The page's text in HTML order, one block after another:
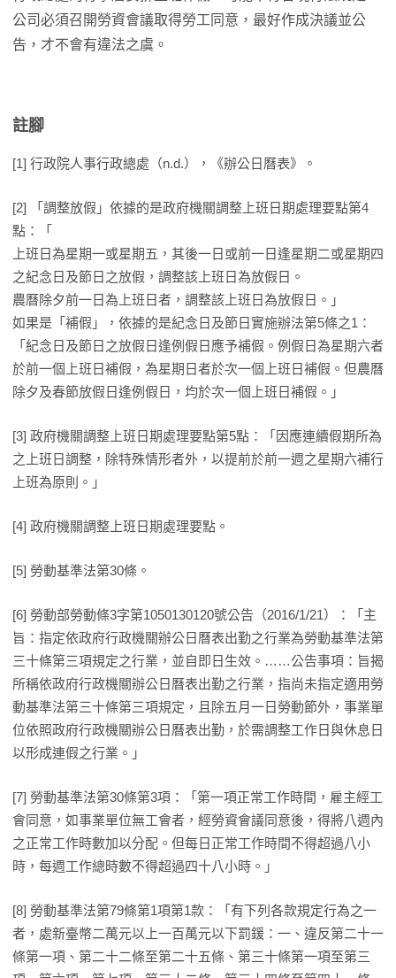
公司必須召開勞資會議取得勞工同意，最好作成決議並公
告，才不會有違法之虞。
註腳
[1] 行政院人事行政總處（n.d.），《辦公日曆表》。
[2] 「調整放假」依據的是政府機關調整上班日期處理要點第4
點：「
上班日為星期一或星期五，其後一日或前一日逢星期二或星期四
之紀念日及節日之放假，調整該上班日為放假日。
農曆除夕前一日為上班日者，調整該上班日為放假日。」
如果是「補假」，依據的是紀念日及節日實施辦法第5條之1：
「紀念日及節日之放假日逢例假日應予補假。例假日為星期六者
於前一個上班日補假，為星期日者於次一個上班日補假。但農曆
除夕及春節放假日逢例假日，均於次一個上班日補假。」
[3] 政府機關調整上班日期處理要點第5點：「因應連續假期所為
之上班日調整，除特殊情形者外，以提前於前一週之星期六補行
上班為原則。」
[4] 政府機關調整上班日期處理要點。
[5] 勞動基準法第30條。
[6] 勞動部勞動條3字第1050130120號公告（2016/1/21）：「主
旨：指定依政府行政機關辦公日曆表出勤之行業為勞動基準法第
三十條第三項規定之行業，並自即日生效。……公告事項：旨揭
所稱依政府行政機關辦公日曆表出勤之行業，指尚未指定適用勞
動基準法第三十條第三項規定，且除五月一日勞動節外，事業單
位依照政府行政機關辦公日曆表出勤，於需調整工作日與休息日
以形成連假之行業。」
[7] 勞動基準法第30條第3項：「第一項正常工作時間，雇主經工
會同意，如事業單位無工會者，經勞資會議同意後，得將八週內
之正常工作時數加以分配。但每日正常工作時間不得超過八小
時，每週工作總時數不得超過四十八小時。」
[8] 勞動基準法第79條第1項第1款：「有下列各款規定行為之一
者，處新臺幣二萬元以上一百萬元以下罰鍰：一、違反第二十一
條第一項、第二十二條至第二十五條、第三十條第一項至第三